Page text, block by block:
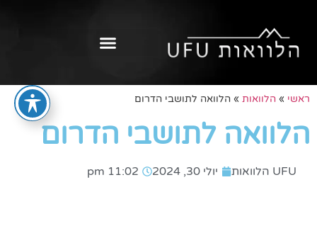
ראשי » הלוואות » הלוואה לתושבי הדרום
הלוואה לתושבי הדרום
UFU הלוואות יולי 30, 2024 11:02 pm